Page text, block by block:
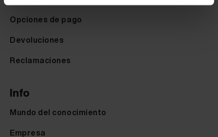
Opciones de pago
Devoluciones
Reclamaciones
Info
Mundo del conocimiento
Empresa